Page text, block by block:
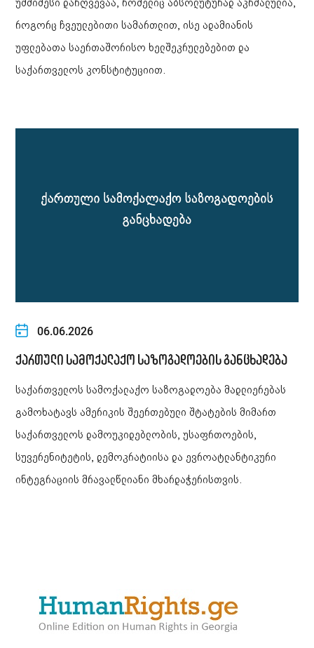
უმძიმესი დარღვევაა, რომელიც აბსოლუტურად აკრძალულია,
როგორც ჩვეულებითი სამართლით, ისე ადამიანის
უფლებათა საერთაშორისო ხელშეკრულებებით და
საქართველოს კონსტიტუციით.
06.06.2026
ქართული სამოქალაქო საზოგადოების განცხადება
საქართველოს სამოქალაქო საზოგადოება მადლიერებას
გამოხატავს ამერიკის შეერთებული შტატების მიმართ
საქართველოს დამოუკიდებლობის, უსაფრთოების,
სუვერენიტეტის, დემოკრატიისა და ევროატლანტიკური
ინტეგრაციის მრავალწლიანი მხარდაჭერისთვის.